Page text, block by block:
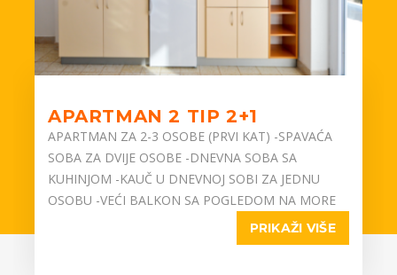
APARTMAN 2 TIP 2+1
APARTMAN ZA 2-3 OSOBE (PRVI KAT) -SPAVAĆA
SOBA ZA DVIJE OSOBE -DNEVNA SOBA SA
KUHINJOM -KAUČ U DNEVNOJ SOBI ZA JEDNU
OSOBU -VEĆI BALKON SA POGLEDOM NA MORE
PRIKAŽI VIŠE